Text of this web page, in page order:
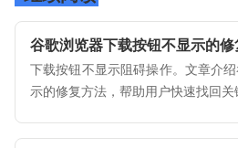
谷歌浏览器下载按钮不显示的修
下载按钮不显示阻碍操作。文章介
示的修复方法，帮助用户快速找回关